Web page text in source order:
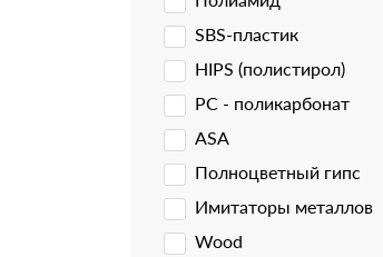
SBS-пластик
HIPS (полистирол)
PC - поликарбонат
ASA
Полноцветный гипс
Имитаторы металлов
Wood